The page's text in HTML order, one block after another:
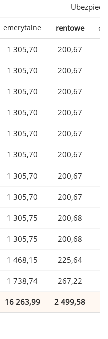
emerytalne rentowe
1 305,70 200,67
1 305,70 200,67
1 305,70 200,67
1 305,70 200,67
1 305,70 200,67
1 305,70 200,67
1 305,70 200,67
1 305,70 200,67
1 305,75 200,68
1 305,75 200,68
1 468,15 225,64
1 738,74 267,22
16 263,99 2 499,58